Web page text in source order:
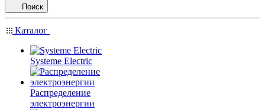
Поиск
Каталог
Systeme Electric
Распределение
электроэнергии